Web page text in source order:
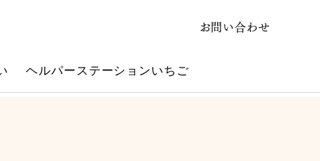
お問い合わせ
ヘルパーステーションいちご